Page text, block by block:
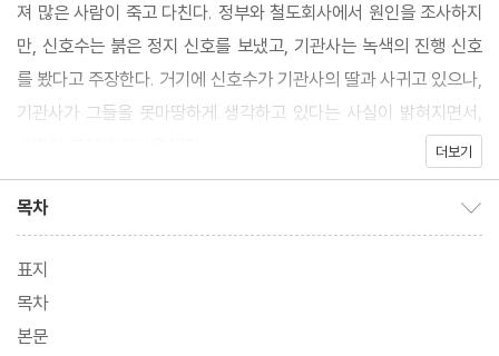
져 많은 사람이 죽고 다친다. 정부와 철도회사에서 원인을 조사하지
만, 신호수는 붉은 정지 신호를 보냈고, 기관사는 녹색의 진행 신호
를 봤다고 주장한다. 거기에 신호수가 기관사의 딸과 사귀고 있으나,
기관사가 그들을 못마땅하게 생각하고 있다는 사실이 밝혀지면서,
더보기
목차
표지
목차
본문